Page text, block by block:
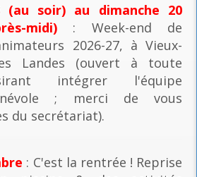
(au soir) au dimanche 20
midi): Week-end de
2026-27, à Vieux-
Landes (ouvert à toute
intégrer l'équipe
; merci de vous
du secrétariat).
: C'est la rentrée ! Reprise